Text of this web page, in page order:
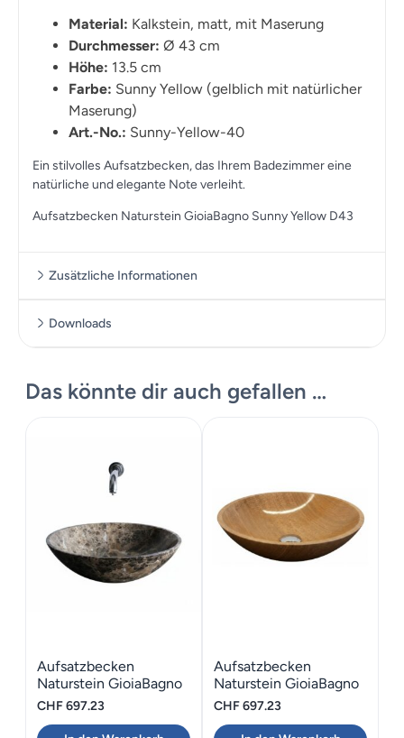
Material: Kalkstein, matt, mit Maserung
Durchmesser: Ø 43 cm
Höhe: 13.5 cm
Farbe: Sunny Yellow (gelblich mit natürlicher
Maserung)
Art.-No.: Sunny-Yellow-40
Ein stilvolles Aufsatzbecken, das Ihrem Badezimmer eine
natürliche und elegante Note verleiht.
Aufsatzbecken Naturstein GioiaBagno Sunny Yellow D43
Zusätzliche Informationen
Maße 13.5 cm
Downloads
Das könnte dir auch gefallen …
Aufsatzbecken
Naturstein GioiaBagno
Dark Emperador
CHF697.23
Aufsatzbecken
Naturstein GioiaBagno
Wooden Yellow
CHF697.23